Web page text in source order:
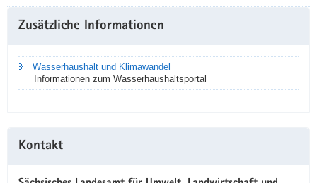
Information
Zusätzliche Informationen
Wasserhaushalt und Klimawandel
Informationen zum Wasserhaushaltsportal
Kontakt